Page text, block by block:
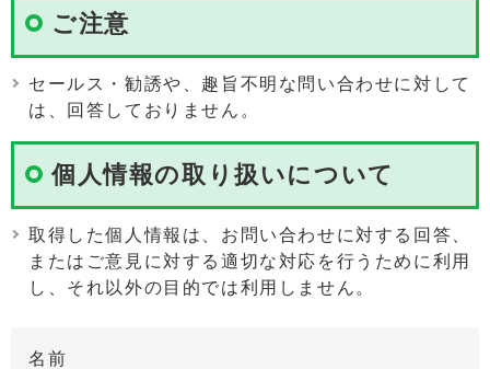
ご注意
セールス・勧誘や、趣旨不明な問い合わせに対して
は、回答しておりません。
個人情報の取り扱いについて
取得した個人情報は、お問い合わせに対する回答、
またはご意見に対する適切な対応を行うために利用
し、それ以外の目的では利用しません。
名前